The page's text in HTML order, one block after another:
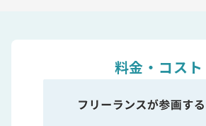
料金・コスト